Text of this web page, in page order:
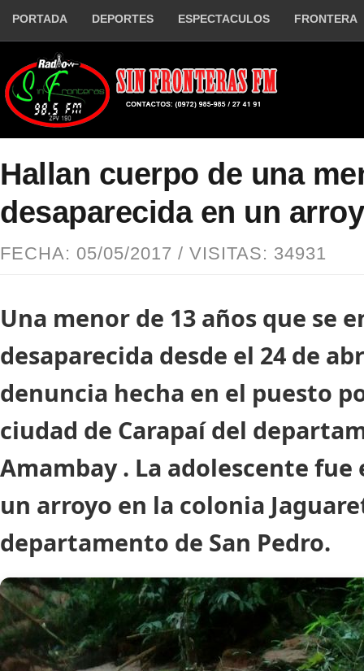
PORTADA DEPORTES ESPECTACULOS FRONTERA
Hallan cuerpo de una
desaparecida en un
FECHA: 05/05/2017 / VISITAS: 34931
Una menor de 13 años que se
desaparecida desde el 24 de
denuncia hecha en el puesto
ciudad de Carapaí del
Amambay . La adolescente
un arroyo en la colonia
departamento de San Pedro.